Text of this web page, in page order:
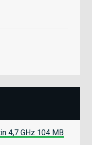
4,7 GHz 104 MB